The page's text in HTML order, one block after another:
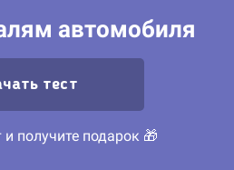
автомобиля
тест
и получите подарок 🎁